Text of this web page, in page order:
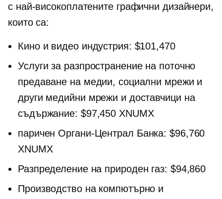
с най-високоплатенитеграфични дизайнери,
които са:
Кино и видео индустрия: $101,470
Услуги за разпространение на поточно
предаване на медии, социални мрежи и
други медийни мрежи и доставчици на
съдържание: $97,450 XNUMX
паричен Органи-Централ Банка: $96,760
XNUMX
Разпределение на природен газ: $94,860
Производство на компютърно и